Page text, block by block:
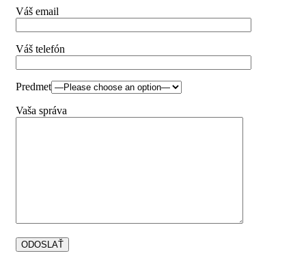
Váš email
Váš telefón
Predmet
Vaša správa